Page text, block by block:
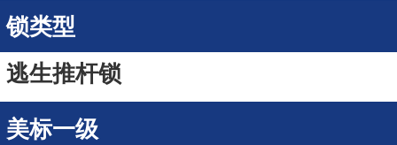
锁类型
逃生推杆锁
美标一级